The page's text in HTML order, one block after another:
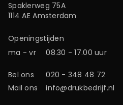
Spaklerweg 75A
1114 AE Amsterdam
Openingstijden
ma - vr
08.30 - 17.00 uur
Bel ons
020 - 348 48 72
Mail ons
info@drukbedrijf.nl